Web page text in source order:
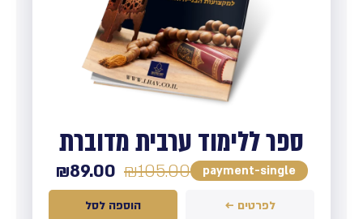
ספר ללימוד ערבית מדוברת
payment-single
₪105.00
₪89.00
לפרטים ← הוספה לסל